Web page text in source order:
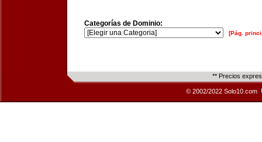
Categorías de Dominio:
[Pág.
** Precios
© 2002/2022 Solo10.com